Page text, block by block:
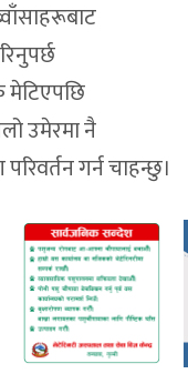
मेटिएपछि
उमेरमा नै
गर्न चाहन्छु।